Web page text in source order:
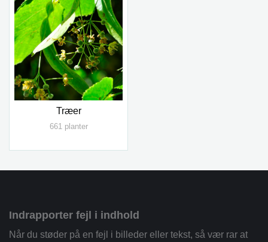
Træer
661 planter
Indrapporter fejl i indhold
Når du støder på en fejl i billeder eller tekst, så vær rar at